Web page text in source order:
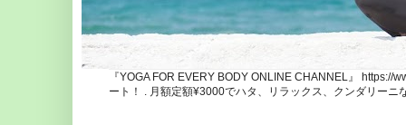
『YOGA FOR EVERY BODY ONLINE CHANNEL』
ート！ . 月額定額¥3000でハタ、リラックス、クンダリー